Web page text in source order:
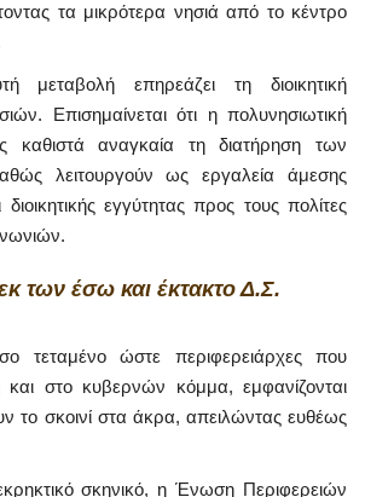
τα μικρότερα νησιά από το κέντρο
μεταβολή επηρεάζει τη διοικητική
Επισημαίνεται ότι η πολυνησιωτική
καθιστά αναγκαία τη διατήρηση των
λειτουργούν ως εργαλεία άμεσης
εγγύτητας προς τους πολίτες
των έσω και έκτακτο Δ.Σ.
τεταμένο ώστε περιφερειάρχες που
και στο κυβερνών κόμμα, εμφανίζονται
το σκοινί στα άκρα, απειλώντας ευθέως
σκηνικό, η Ένωση Περιφερειών